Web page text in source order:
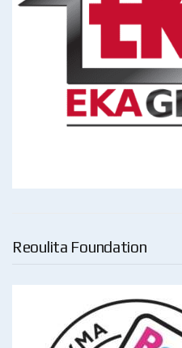
Reoulita Foundation